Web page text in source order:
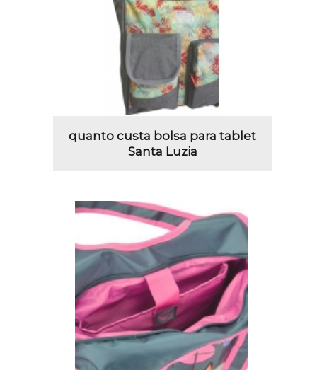
quanto custa bolsa para tablet
Santa Luzia